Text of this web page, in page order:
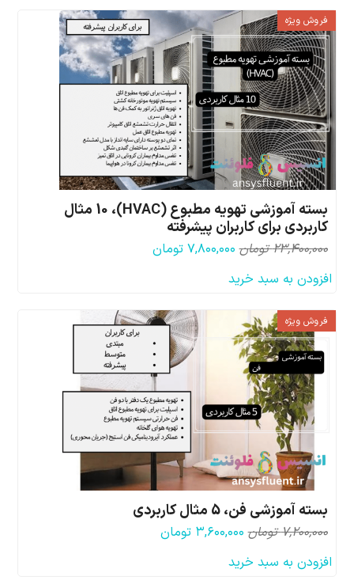
فروش ویژه
بسته آموزشی تهویه مطبوع (HVAC)، 10 مثال
کاربردی برای کاربران پیشرفته
۲۳,۴۰۰,۰۰۰ تومان قیمت
۷,۸۰۰,۰۰۰ تومانقیمت
افزودن به سبد خرید
فروش ویژه
بسته آموزشی فن، 5 مثال کاربردی
۷,۲۰۰,۰۰۰ تومان قیمت
۳,۶۰۰,۰۰۰ تومانقیمت
افزودن به سبد خرید